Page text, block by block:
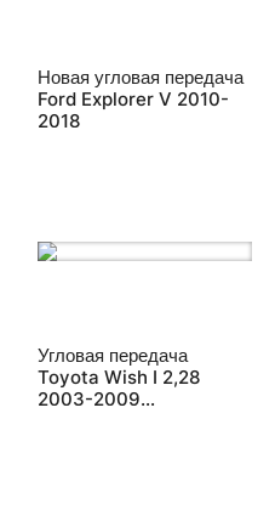
Новая угловая передача
Ford Explorer V 2010-
2018
Угловая передача
Toyota Wish I 2,28
2003-2009